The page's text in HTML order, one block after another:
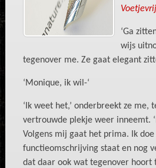
‘Ga
wijs
tegenover me. Ze gaat elegant
‘Monique, ik wil-‘
‘Ik weet het,’ onderbreekt ze me,
vertrouwde plekje weer inneemt.
Volgens mij gaat het prima. Ik
functieomschrijving staat en nog
dat daar ook wat tegenover hoort